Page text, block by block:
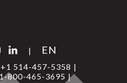
| EN
+1 514-457-5358
800-465-3695